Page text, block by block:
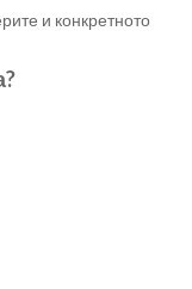
и конкретното